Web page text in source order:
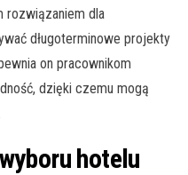
rozwiązaniem dla
długoterminowe projekty
on pracownikom
dzięki czemu mogą
hotelu